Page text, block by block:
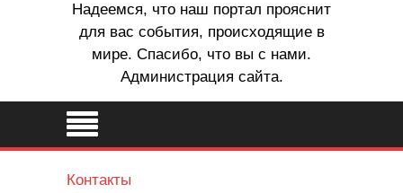
Надеемся, что наш портал прояснит
для вас события, происходящие в
мире. Спасибо, что вы с нами.
Администрация сайта.
Контакты